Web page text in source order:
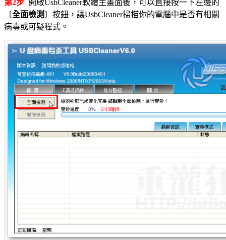
第2步 開啟UsbCleaner軟體主畫面後，可以直接按一下左邊的
〔全面檢測 〕按鈕，讓UsbCleaner掃描你的電腦中是否有相關
病毒或可疑程式。